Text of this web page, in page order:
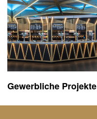
Gewerbliche Projekte